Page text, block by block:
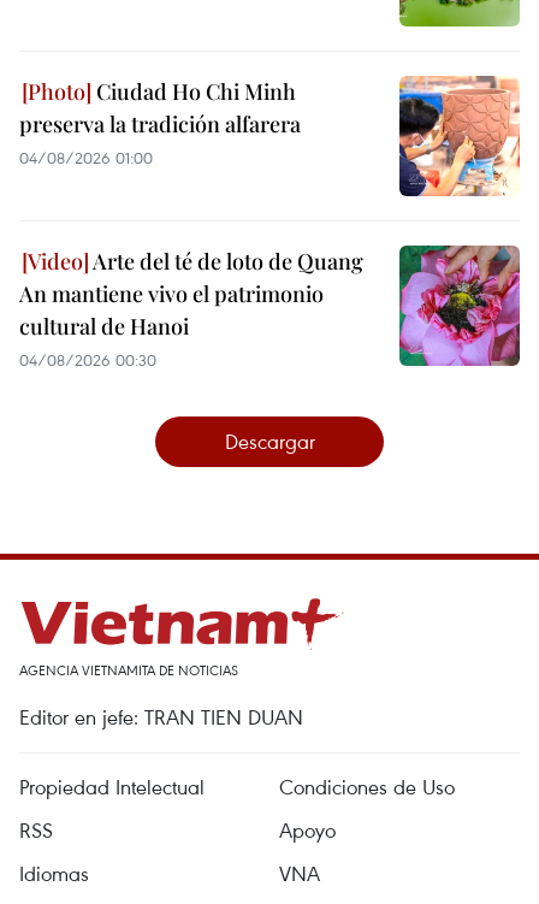
Ciudad Ho Chi Minh
preserva la tradición alfarera
04/08/2026 01:00
Arte del té de loto de Quang
An mantiene vivo el patrimonio
cultural de Hanoi
04/08/2026 00:30
Descargar
AGENCIA VIETNAMITA DE NOTICIAS
Editor en jefe: TRAN TIEN DUAN
Propiedad Intelectual
Condiciones de Uso
RSS
Apoyo
Idiomas
VNA